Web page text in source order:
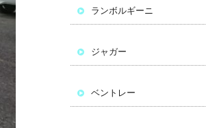
ランボルギーニ
ジャガー
ベントレー